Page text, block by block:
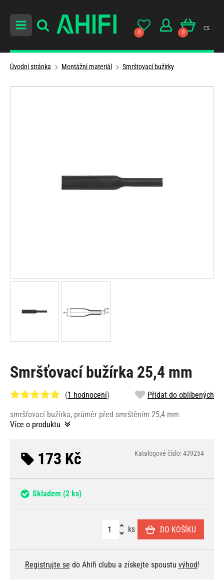
0 0
cs
Úvodní stránka Montážní materiál Smrštovací bužírky
Smršťovací bužírka 25,4 mm
(1 hodnocení) Přidat do oblíbených
smršťovací bužírka, průměr před smrštěním 25,4 mm
Více o produktu
173 Kč Katalogové číslo: 439254
Skladem (2 ks)
ks DO KOŠÍKU
Registrujte se do Ahifi clubu a získejte spoustu výhod!